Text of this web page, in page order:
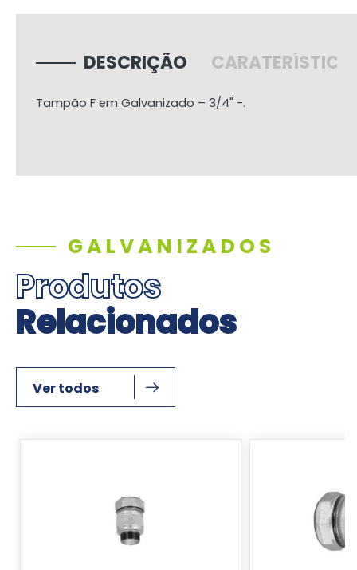
DESCRIÇÃO
Tampão F em Galvanizado – 3/4" -.
GALVANIZADOS
Produtos
Relacionados
Ver todos